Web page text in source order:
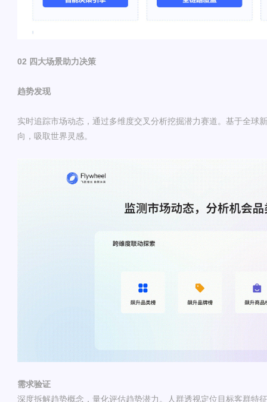
02 四大场景助力决策
趋势发现
实时追踪市场动态，通过多维度交叉分析挖掘潜力赛道。基于全球
向，吸取世界灵感。
需求验证
深度拆解趋势概念，量化评估趋势潜力。人群透视定位目标客群特